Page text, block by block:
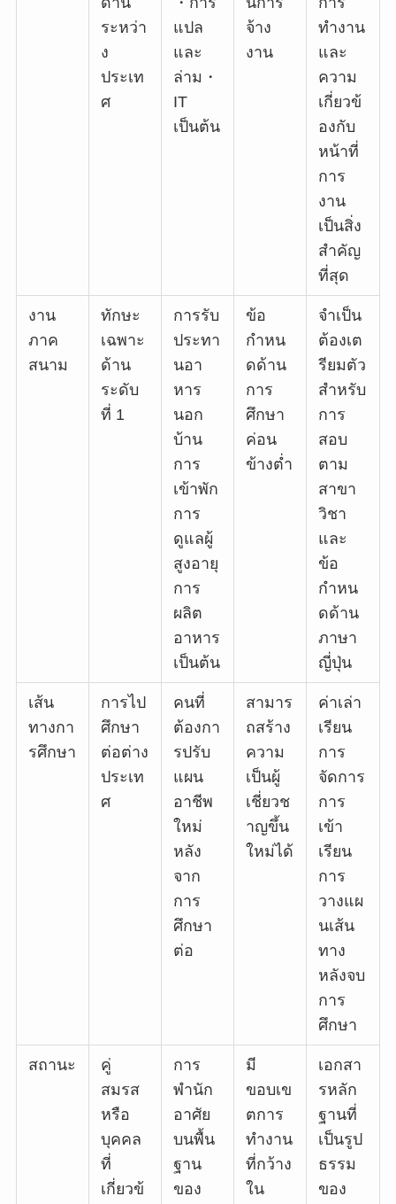
ระหว่า
ง
ประเท
ศ
แปล
และ
ล่าม・
IT
เป็นต้น
จ้าง
งาน
ทำงาน
และ
ความ
เกี่ยวข้
องกับ
หน้าที่
การ
งาน
เป็นสิ่ง
สำคัญ
ที่สุด
งาน
ภาค
สนาม
ทักษะ
เฉพาะ
ด้าน
ระดับ
ที่ 1
การรับ
ประทา
นอา
หาร
นอก
บ้าน
การ
เข้าพัก
การ
ดูแลผู้
สูงอายุ
การ
ผลิต
อาหาร
เป็นต้น
ข้อ
กำหน
ดด้าน
การ
ศึกษา
ค่อน
ข้างต่ำ
จำเป็น
ต้องเต
รียมตัว
สำหรับ
การ
สอบ
ตาม
สาขา
วิชา
และ
ข้อ
กำหน
ดด้าน
ภาษา
ญี่ปุ่น
เส้น
ทางกา
รศึกษา
การไป
ศึกษา
ต่อต่าง
ประเท
ศ
คนที่
ต้องกา
รปรับ
แผน
อาชีพ
ใหม่
หลัง
จาก
การ
ศึกษา
ต่อ
สามาร
ถสร้าง
ความ
เป็นผู้
เชี่ยวช
าญขึ้น
ใหม่ได้
ค่าเล่า
เรียน
การ
จัดการ
การ
เข้า
เรียน
การ
วางแผ
นเส้น
ทาง
หลังจบ
การ
ศึกษา
สถานะ
คู่
สมรส
หรือ
บุคคล
ที่
เกี่ยวข้
การ
พำนัก
อาศัย
บนพื้น
ฐาน
ของ
มี
ขอบเข
ตการ
ทำงาน
ที่กว้าง
ใน
เอกสา
รหลัก
ฐานที่
เป็นรูป
ธรรม
ของ